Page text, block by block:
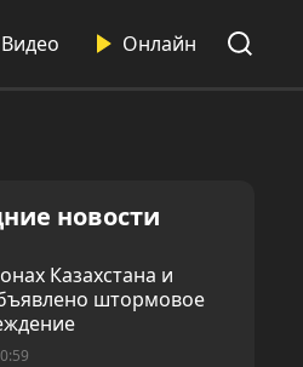
Видео Онлайн
новости
Казахстана и
штормовое